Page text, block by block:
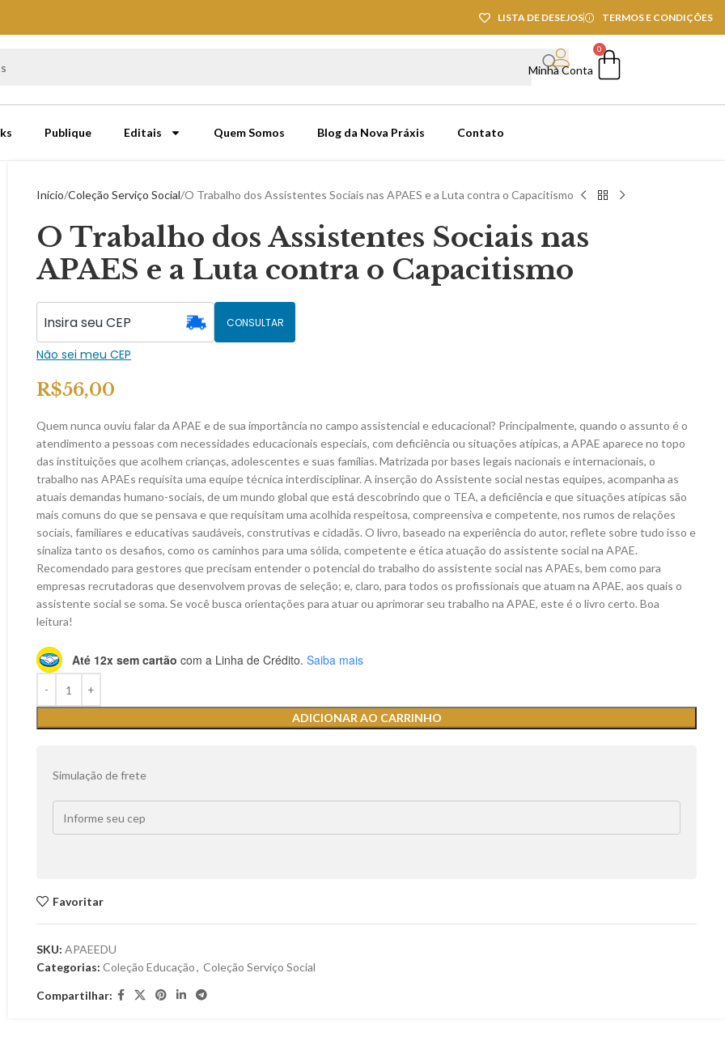
LISTA DE DESEJOS TERMOS E CONDIÇÕES
Minha Conta
0
Publique Editais Quem Somos Blog da Nova Práxis Contato
Início Coleção Serviço Social O Trabalho dos Assistentes Sociais nas APAES e a Luta contra o Capacitismo
O Trabalho dos Assistentes Sociais nas
APAES e a Luta contra o Capacitismo
CONSULTAR
Não sei meu CEP
R$56,00
Quem nunca ouviu falar da APAE e de sua importância no campo assistencial e educacional? Principalmente, quando o assunto é o
atendimento a pessoas com necessidades educacionais especiais, com deficiência ou situações atípicas, a APAE aparece no topo
das instituições que acolhem crianças, adolescentes e suas famílias. Matrizada por bases legais nacionais e internacionais, o
trabalho nas APAEs requisita uma equipe técnica interdisciplinar. A inserção do Assistente social nestas equipes, acompanha as
atuais demandas humano-sociais, de um mundo global que está descobrindo que o TEA, a deficiência e que situações atípicas são
mais comuns do que se pensava e que requisitam uma acolhida respeitosa, compreensiva e competente, nos rumos de relações
sociais, familiares e educativas saudáveis, construtivas e cidadãs. O livro, baseado na experiência do autor, reflete sobre tudo isso e
sinaliza tanto os desafios, como os caminhos para uma sólida, competente e ética atuação do assistente social na APAE.
Recomendado para gestores que precisam entender o potencial do trabalho do assistente social nas APAEs, bem como para
empresas recrutadoras que desenvolvem provas de seleção; e, claro, para todos os profissionais que atuam na APAE, aos quais o
assistente social se soma. Se você busca orientações para atuar ou aprimorar seu trabalho na APAE, este é o livro certo. Boa
leitura!
Até 12x sem cartão com a Linha de Crédito. Saiba mais
ADICIONAR AO CARRINHO
Simulação de frete
Favoritar
SKU: APAEEDU
Categorias: Coleção Educação, Coleção Serviço Social
Compartilhar: